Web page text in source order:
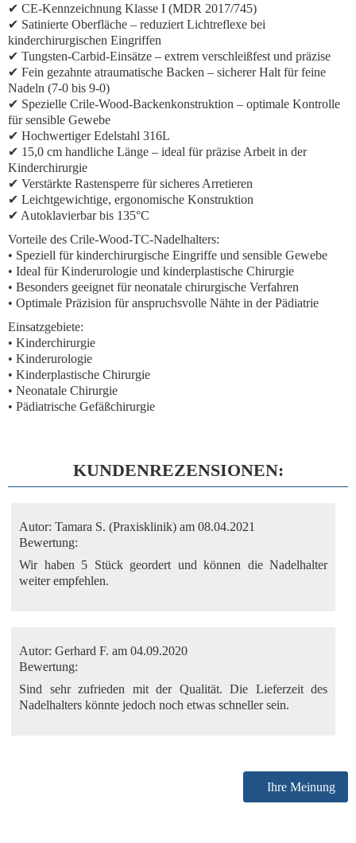
✔ CE-Kennzeichnung Klasse I (MDR 2017/745)
✔ Satinierte Oberfläche – reduziert Lichtreflexe bei
kinderchirurgischen Eingriffen
✔ Tungsten-Carbid-Einsätze – extrem verschleißfest und präzise
✔ Fein gezahnte atraumatische Backen – sicherer Halt für feine
Nadeln (7-0 bis 9-0)
✔ Spezielle Crile-Wood-Backenkonstruktion – optimale Kontrolle
für sensible Gewebe
✔ Hochwertiger Edelstahl 316L
✔ 15,0 cm handliche Länge – ideal für präzise Arbeit in der
Kinderchirurgie
✔ Verstärkte Rastensperre für sicheres Arretieren
✔ Leichtgewichtige, ergonomische Konstruktion
✔ Autoklavierbar bis 135°C
Vorteile des Crile-Wood-TC-Nadelhalters:
• Speziell für kinderchirurgische Eingriffe und sensible Gewebe
• Ideal für Kinderurologie und kinderplastische Chirurgie
• Besonders geeignet für neonatale chirurgische Verfahren
• Optimale Präzision für anspruchsvolle Nähte in der Pädiatrie
Einsatzgebiete:
• Kinderchirurgie
• Kinderurologie
• Kinderplastische Chirurgie
• Neonatale Chirurgie
• Pädiatrische Gefäßchirurgie
KUNDENREZENSIONEN:
Autor: Tamara S. (Praxisklinik) am 08.04.2021
Bewertung:
Wir haben 5 Stück geordert und können die Nadelhalter
weiter empfehlen.
Autor: Gerhard F. am 04.09.2020
Bewertung:
Sind sehr zufrieden mit der Qualität. Die Lieferzeit des
Nadelhalters könnte jedoch noch etwas schneller sein.
Ihre Meinung